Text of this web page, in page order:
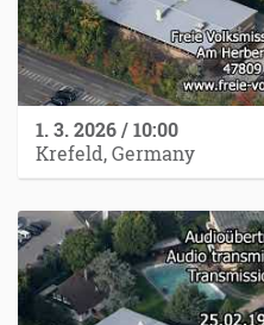
1. 3. 2026 / 10:00
Krefeld, Germany